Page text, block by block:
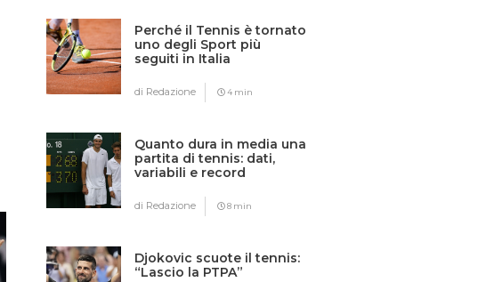
Perché il Tennis è tornato
uno degli Sport più
seguiti in Italia
di Redazione 4 min
Quanto dura in media una
partita di tennis: dati,
variabili e record
di Redazione 8 min
Djokovic scuote il tennis:
“Lascio la PTPA”